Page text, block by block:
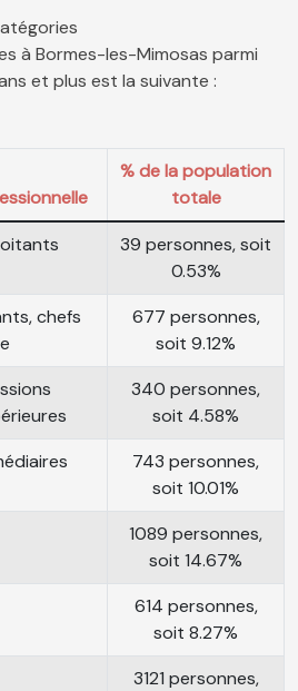
à Bormes-les-Mimosas parmi
et plus est la suivante :
% de la population
totale
39 personnes, soit
0.53%
chefs
677 personnes,
soit 9.12%
340 personnes,
soit 4.58%
743 personnes,
soit 10.01%
1089 personnes,
soit 14.67%
614 personnes,
soit 8.27%
3121 personnes,